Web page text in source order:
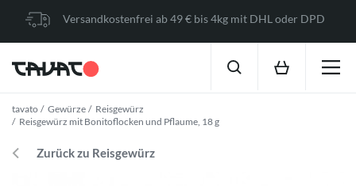
Versandkostenfrei ab 49 € bis 4kg mit DHL oder DPD
tavato Gewürze
Reisgewürz
Reisgewürz mit Bonitoflocken und Pflaume, 18 g
Zurück zu Reisgewürz